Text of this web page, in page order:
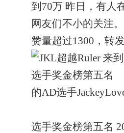
到70万 昨日，有人
网友们不小的关注
赞量超过1300，转
的AD选手
选手奖金榜第五名